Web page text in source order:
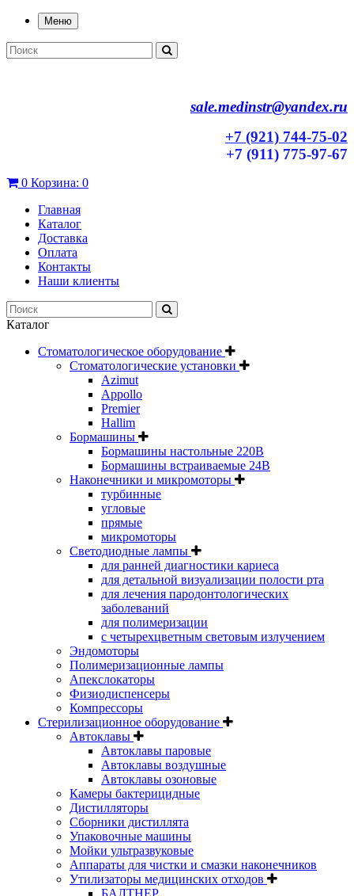
Меню
sale.medinstr@yandex.ru
+7 (921) 744-75-02
+7 (911) 775-97-67
0 Корзина: 0
Главная
Каталог
Доставка
Оплата
Контакты
Наши клиенты
Каталог
Стоматологическое оборудование
Стоматологические установки
Azimut
Appollo
Premier
Hallim
Бормашины
Бормашины настольные 220В
Бормашины встраиваемые 24В
Наконечники и микромоторы
турбинные
угловые
прямые
микромоторы
Светодиодные лампы
для ранней диагностики кариеса
для детальной визуализации полости рта
для лечения пародонтологических
заболеваний
для полимеризации
с четырехцветным световым излучением
Эндомоторы
Полимеризационные лампы
Апекслокаторы
Физиодиспенсеры
Компрессоры
Стерилизационное оборудование
Автоклавы
Автоклавы паровые
Автоклавы воздушные
Автоклавы озоновые
Камеры бактерицидные
Дистилляторы
Сборники дистиллята
Упаковочные машины
Мойки ультразвуковые
Аппараты для чистки и смазки наконечников
Утилизаторы медицинских отходов
БАЛТНЕР